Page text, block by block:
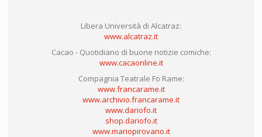
Libera Università di Alcatraz:
www.alcatraz.it
Cacao - Quotidiano di buone notizie comiche:
www.cacaonline.it
Compagnia Teatrale Fo Rame:
www.francarame.it
www.archivio.francarame.it
www.dariofo.it
shop.dariofo.it
www.mariopirovano.it